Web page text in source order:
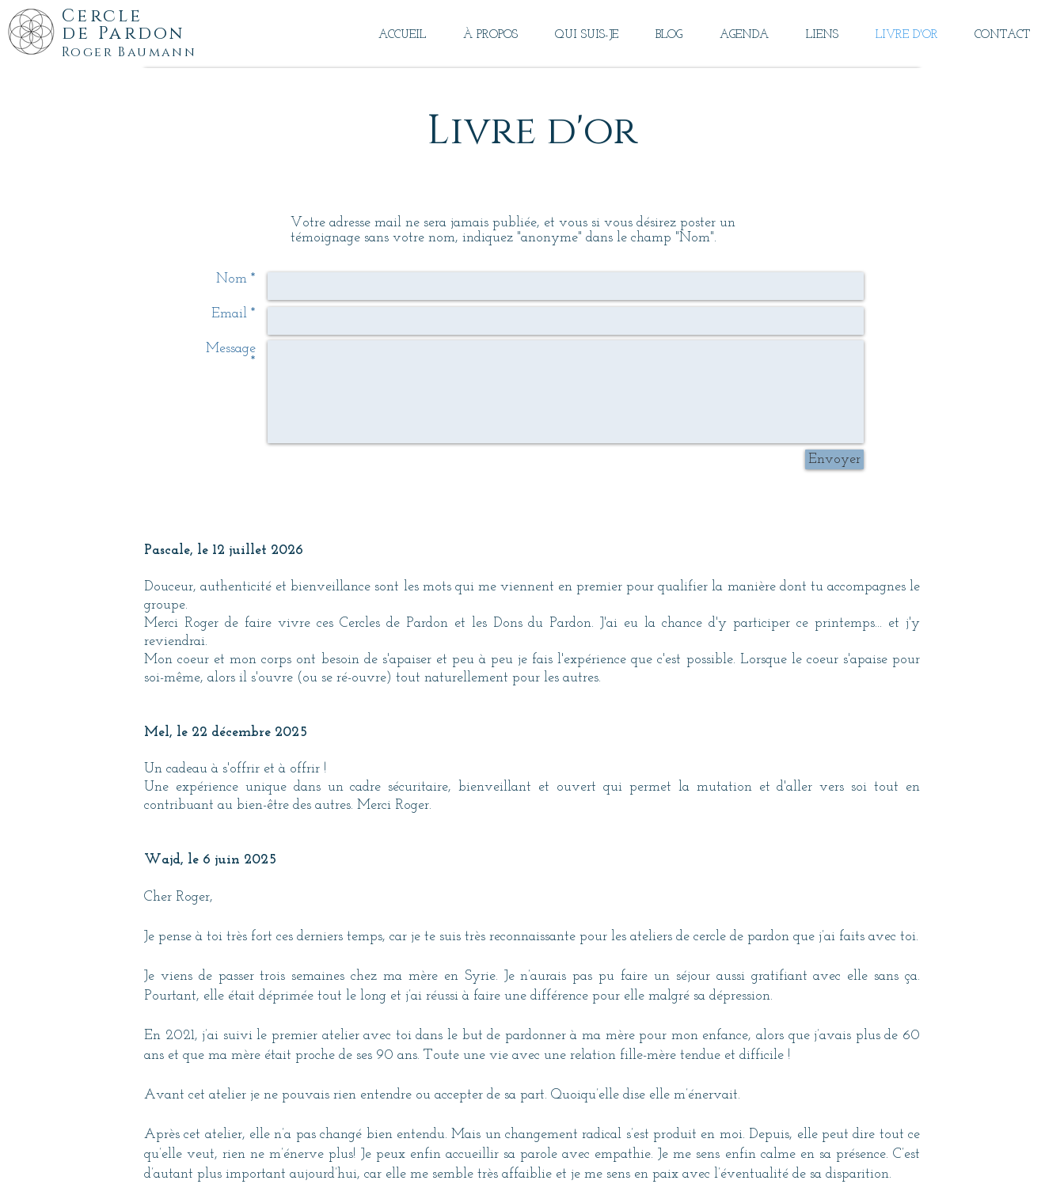
Cercle
de Pardon
Roger Baumann
ACCUEIL À PROPOS QUI SUIS-JE BLOG AGENDA LIENS LIVRE D'OR CONTACT
Livre d'or
Votre adresse mail ne sera jamais publiée, et vous si vous désirez poster un
témoignage sans votre nom, indiquez "anonyme" dans le champ "Nom".
Nom *
Email *
Message
*
Envoyer
Pascale, le 12 juillet 2026
Douceur, authenticité et bienveillance sont les mots qui me viennent en premier pour qualifier la manière dont tu accompagnes le
groupe.
Merci Roger de faire vivre ces Cercles de Pardon et les Dons du Pardon. J'ai eu la chance d'y participer ce printemps... et j'y
reviendrai.
Mon coeur et mon corps ont besoin de s'apaiser et peu à peu je fais l'expérience que c'est possible. Lorsque le coeur s'apaise pour
soi-même, alors il s'ouvre (ou se ré-ouvre) tout naturellement pour les autres.
Mel, le 22 décembre 2025
Un cadeau à s'offrir et à offrir !
Une expérience unique dans un cadre sécuritaire, bienveillant et ouvert qui permet la mutation et d'aller vers soi tout en
contribuant au bien-être des autres. Merci Roger.
Wajd, le 6 juin 2025
Cher Roger,
Je pense à toi très fort ces derniers temps, car je te suis très reconnaissante pour les ateliers de cercle de pardon que j’ai faits avec toi.
Je viens de passer trois semaines chez ma mère en Syrie. Je n’aurais pas pu faire un séjour aussi gratifiant avec elle sans ça.
Pourtant, elle était déprimée tout le long et j’ai réussi à faire une différence pour elle malgré sa dépression.
En 2021, j’ai suivi le premier atelier avec toi dans le but de pardonner à ma mère pour mon enfance, alors que j’avais plus de 60
ans et que ma mère était proche de ses 90 ans. Toute une vie avec une relation fille-mère tendue et difficile !
Avant cet atelier je ne pouvais rien entendre ou accepter de sa part. Quoiqu’elle dise elle m’énervait.
Après cet atelier, elle n’a pas changé bien entendu. Mais un changement radical s’est produit en moi. Depuis, elle peut dire tout ce
qu’elle veut, rien ne m’énerve plus! Je peux enfin accueillir sa parole avec empathie. Je me sens enfin calme en sa présence. C’est
d’autant plus important aujourd’hui, car elle me semble très affaiblie et je me sens en paix avec l’éventualité de sa disparition.